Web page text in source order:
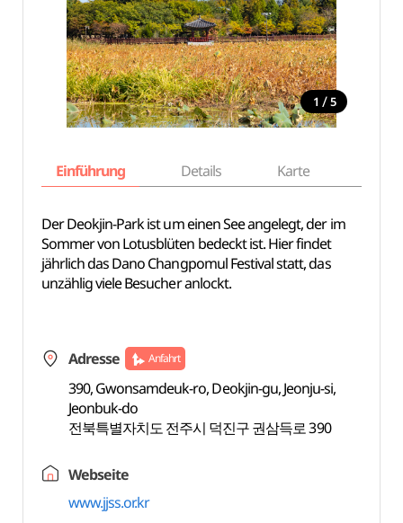
1 / 5
Einführung Details Karte
Der Deokjin-Park ist um einen See angelegt, der im
Sommer von Lotusblüten bedeckt ist. Hier findet
jährlich das Dano Changpomul Festival statt, das
unzählig viele Besucher anlockt.
Adresse Anfahrt
390, Gwonsamdeuk-ro, Deokjin-gu, Jeonju-si,
Jeonbuk-do
전북특별자치도 전주시 덕진구 권삼득로 390
Webseite
www.jjss.or.kr